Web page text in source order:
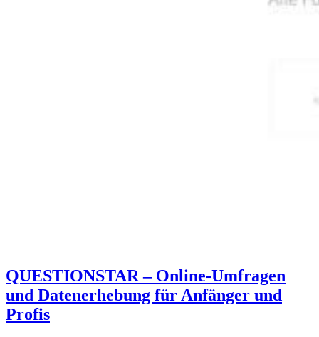
QUESTIONSTAR – Online-Umfragen
und Datenerhebung für Anfänger und
Profis